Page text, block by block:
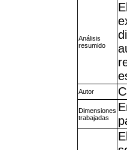
Análisis
resumido
Autor
Dimensiones
trabajadas